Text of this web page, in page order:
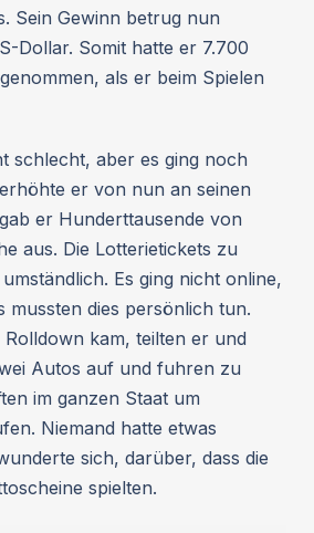
Sein Gewinn betrug nun
Dollar. Somit hatte er 7.700
als er beim Spielen
schlecht, aber es ging noch
er von nun an seinen
er Hunderttausende von
aus. Die Lotterietickets zu
Es ging nicht online,
mussten dies persönlich tun.
kam, teilten er und
Autos auf und fuhren zu
im ganzen Staat um
Niemand hatte etwas
sich, darüber, dass die
spielten.